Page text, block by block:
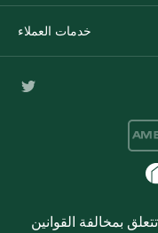
خدمات العملاء
بمخالفة القوانين